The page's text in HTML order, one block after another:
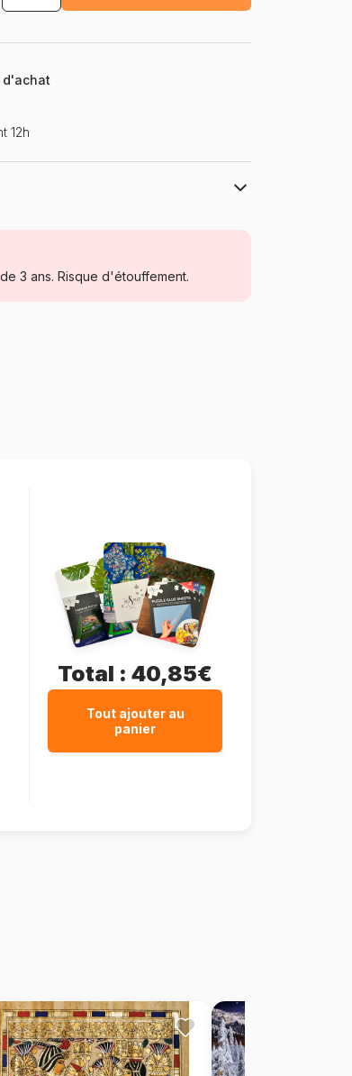
12h
Puzzle pour Adultes (500 à 48.000
3 ans. Risque d'étouffement.
Total : 40,85€
Tout ajouter au
panier